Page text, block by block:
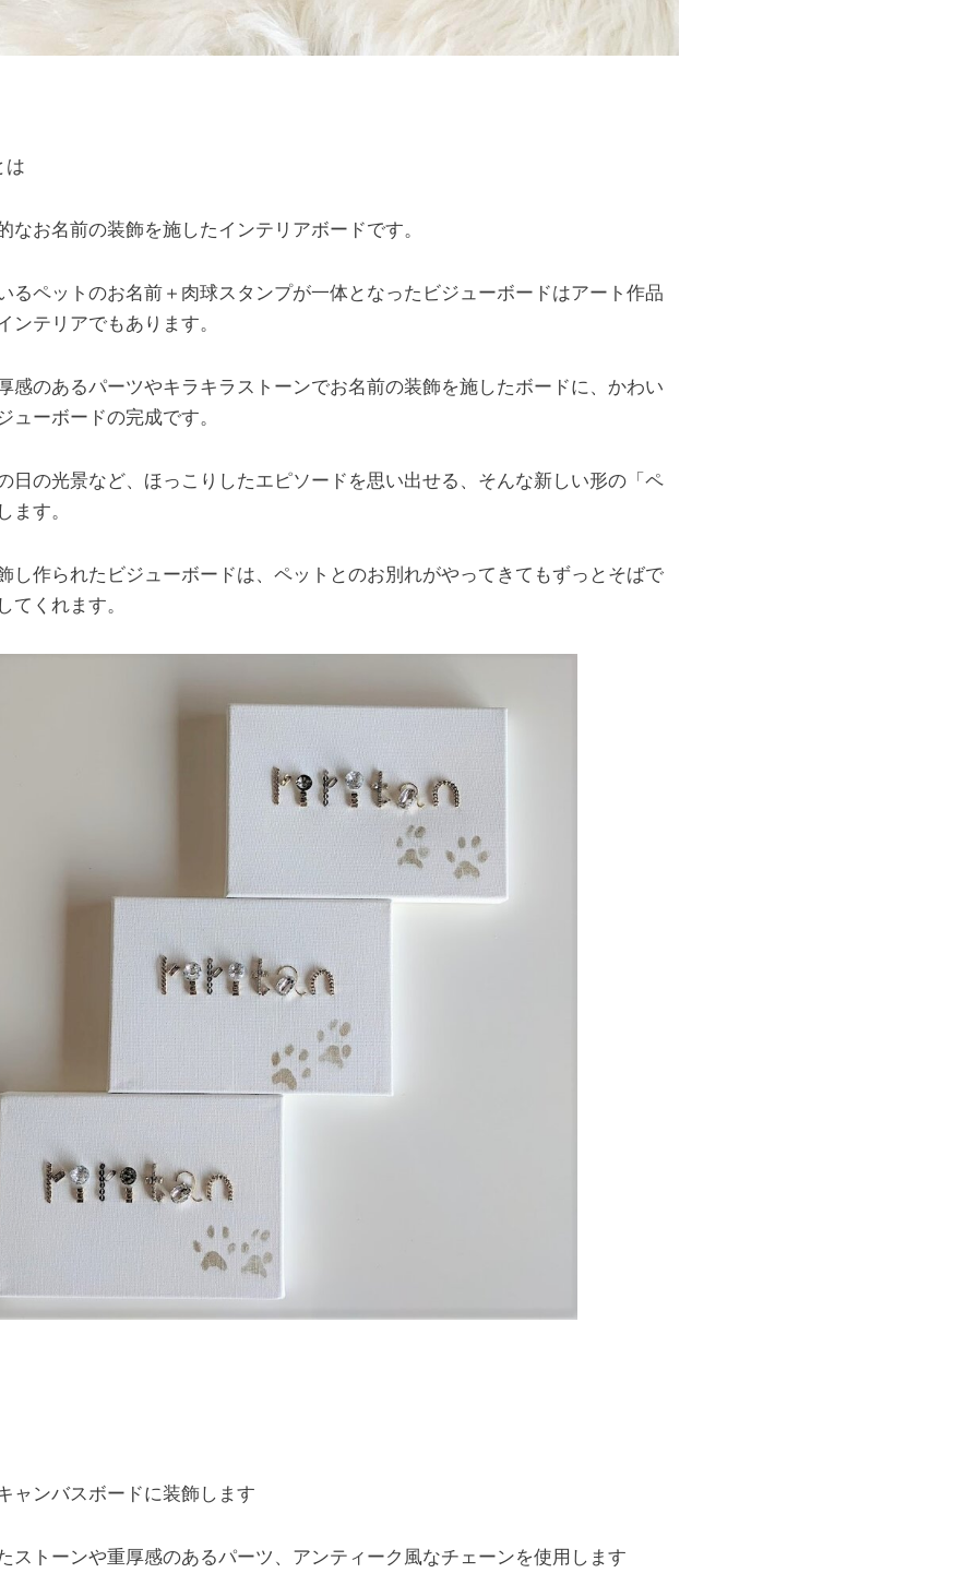
は
なお名前の装飾を施したインテリアボードです。
るペットのお名前＋肉球スタンプが一体となったビジューボードはアート作品
テリアでもあります。
感のあるパーツやキラキラストーンでお名前の装飾を施したボードに、かわい
ーボードの完成です。
日の光景など、ほっこりしたエピソードを思い出せる、そんな新しい形の「ペ
す。
し作られたビジューボードは、ペットとのお別れがやってきてもずっとそばで
くれます。
ャンバスボードに装飾します
ストーンや重厚感のあるパーツ、アンティーク風なチェーンを使用します